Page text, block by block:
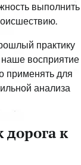
выполнить
практику
наше восприятие
применять для
анализа
к